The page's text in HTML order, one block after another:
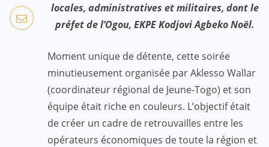
locales, administratives et militaires, dont le
préfet de l’Ogou, EKPE Kodjovi Agbeko Noël.
Moment unique de détente, cette soirée
minutieusement organisée par Aklesso Wallar
(coordinateur régional de Jeune-Togo) et son
équipe était riche en couleurs. L’objectif était
de créer un cadre de retrouvailles entre les
opérateurs économiques de toute la région et